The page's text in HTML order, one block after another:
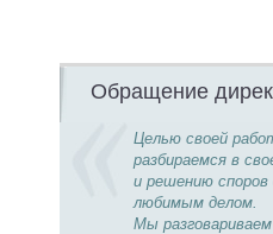
Обращение
Целью своей
разбираемся в
и решению
любимым делом.
Мы